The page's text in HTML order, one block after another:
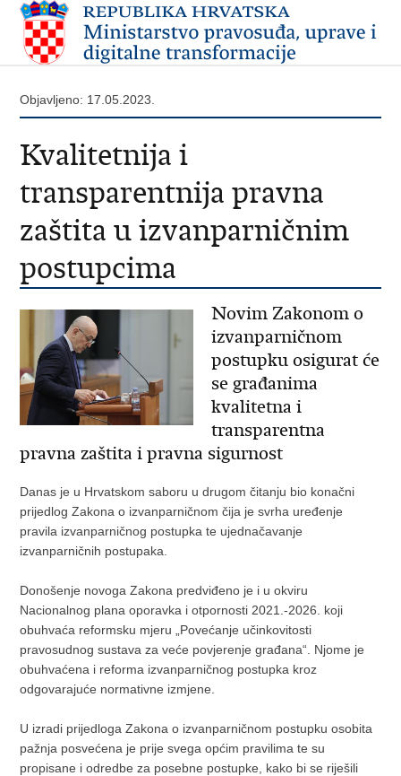
Objavljeno: 17.05.2023.
Kvalitetnija i
transparentnija pravna
zaštita u izvanparničnim
postupcima
Novim Zakonom o
izvanparničnom
postupku osigurat će
se građanima
kvalitetna i
transparentna
pravna zaštita i pravna sigurnost
Danas je u Hrvatskom saboru u drugom čitanju bio konačni
prijedlog Zakona o izvanparničnom čija je svrha uređenje
pravila izvanparničnog postupka te ujednačavanje
izvanparničnih postupaka.
Donošenje novoga Zakona predviđeno je i u okviru
Nacionalnog plana oporavka i otpornosti 2021.-2026. koji
obuhvaća reformsku mjeru „Povećanje učinkovitosti
pravosudnog sustava za veće povjerenje građana“. Njome je
obuhvaćena i reforma izvanparničnog postupka kroz
odgovarajuće normativne izmjene.
U izradi prijedloga Zakona o izvanparničnom postupku osobita
pažnja posvećena je prije svega općim pravilima te su
propisane i odredbe za posebne postupke, kako bi se riješili